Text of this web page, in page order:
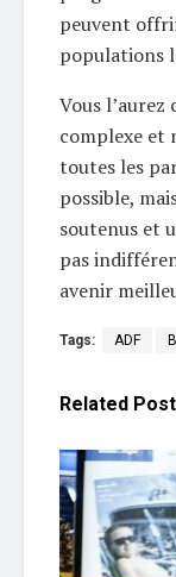
peuvent
populations
Vous
complexe et
toutes les
possible,
soutenus et
pas
avenir
Tags: ADF
Related